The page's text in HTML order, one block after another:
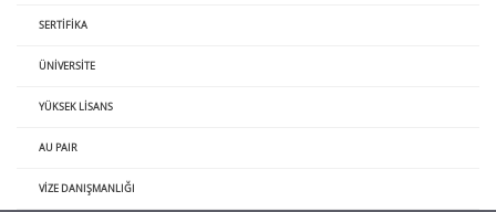
SERTIFIKA
ÜNIVERSITE
YÜKSEK LISANS
AU PAIR
VIZE DANIŞMANLIĞI